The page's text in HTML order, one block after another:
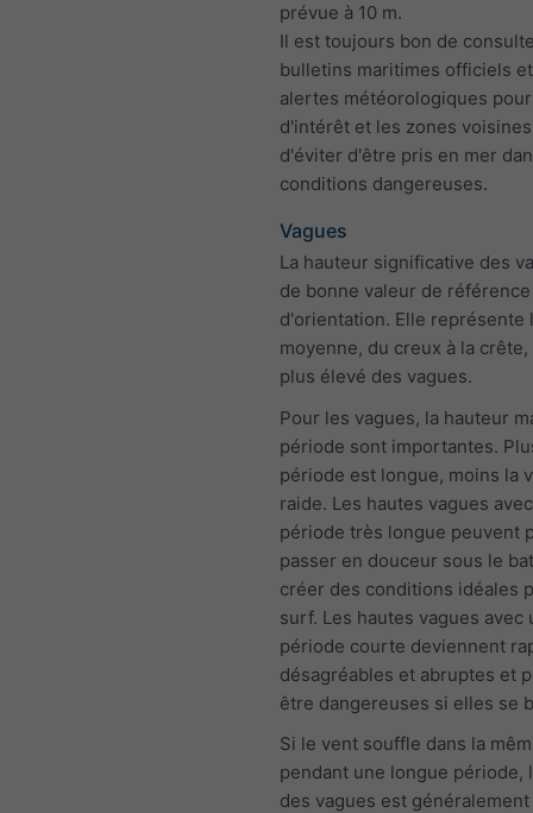
prévue à 10 m.
Il est toujours bon de
bulletins maritimes officiels
alertes météorologiques
d'intérêt et les zones
d'éviter d'être pris en mer
conditions dangereuses.
Vagues
La hauteur significative des
de bonne valeur de
d'orientation. Elle représente
moyenne, du creux à la
plus élevé des vagues.
Pour les vagues, la hauteur
période sont importantes.
période est longue, moins la
raide. Les hautes vagues
période très longue peuvent
passer en douceur sous le
créer des conditions idéales
surf. Les hautes vagues avec
période courte deviennent
désagréables et abruptes et
être dangereuses si elles se
Si le vent souffle dans la
pendant une longue période,
des vagues est